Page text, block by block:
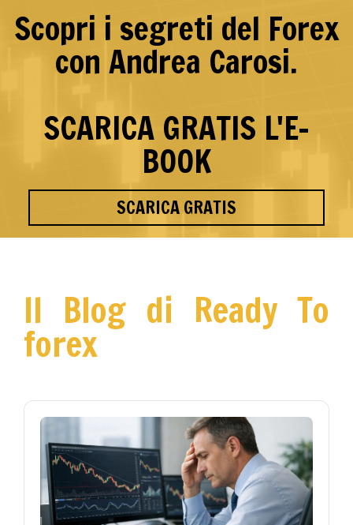
Scopri i segreti del Forex
con Andrea Carosi.
SCARICA GRATIS L'E-
BOOK
SCARICA GRATIS
Il Blog di Ready To
forex